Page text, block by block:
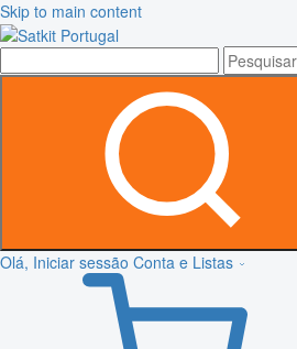
Skip to main content
Olá, Iniciar sessão Conta e Listas